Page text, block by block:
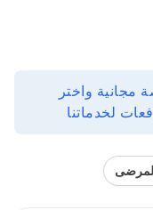
واختر
لخدماتنا
المرضى